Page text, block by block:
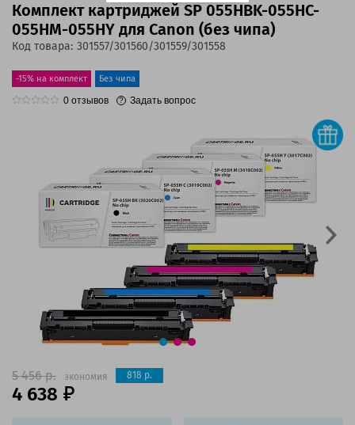
Комплект картриджей SP 055HBK-055HC-
055HM-055HY для Canon (без чипа)
Код товара: 301557/301560/301559/301558
-15% на комплект Без чипа
0 отзывов Задать вопрос
5 456 р.
4 638
экономия 818 р.